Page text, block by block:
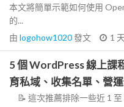
本文將簡單示範如何使用
的...
由 logohow1020發文 1
5 個 WordPress 線上課
育私域、收集名單、營
📝 這次推薦排除一些近 1